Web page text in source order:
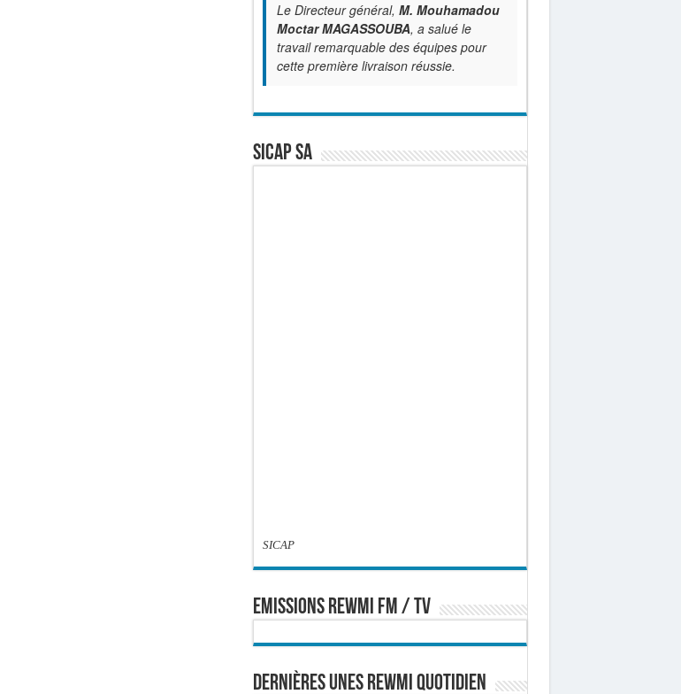
Le Directeur général, M. Mouhamadou
Moctar MAGASSOUBA, a salué le
travail remarquable des équipes pour
cette première livraison réussie.
SICAP SA
SICAP
EMISSIONS REWMI FM / TV
Dernières Unes Rewmi Quotidien